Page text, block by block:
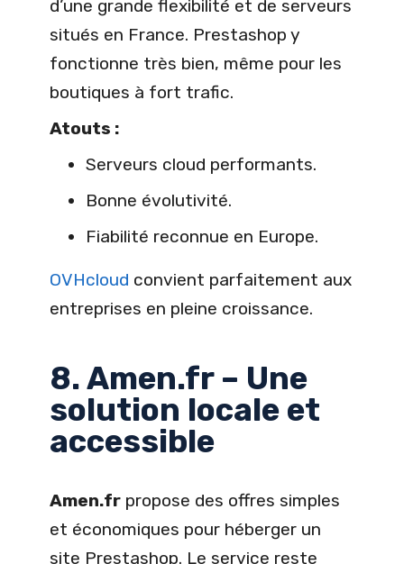
d’une grande flexibilité et de serveurs
situés en France. Prestashop y
fonctionne très bien, même pour les
boutiques à fort trafic.
Atouts :
Serveurs cloud performants.
Bonne évolutivité.
Fiabilité reconnue en Europe.
OVHcloud convient parfaitement aux
entreprises en pleine croissance.
8. Amen.fr – Une
solution locale et
accessible
Amen.fr propose des offres simples
et économiques pour héberger un
site Prestashop. Le service reste